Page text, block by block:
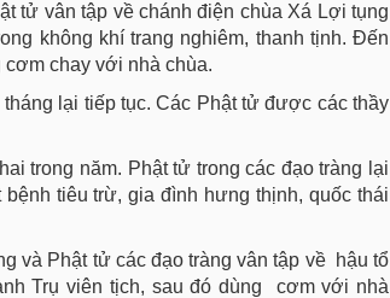
tử vân tập về chánh điện chùa Xá Lợi tụng
không khí trang nghiêm, thanh tịnh. Đến
chay với nhà chùa.
lại tiếp tục. Các Phật tử được các thầy
trong năm. Phật tử trong các đạo tràng lại
tiêu trừ, gia đình hưng thịnh, quốc thái
và Phật tử các đạo tràng vân tập về hậu tổ
Trụ viên tịch, sau đó dùng cơm với nhà